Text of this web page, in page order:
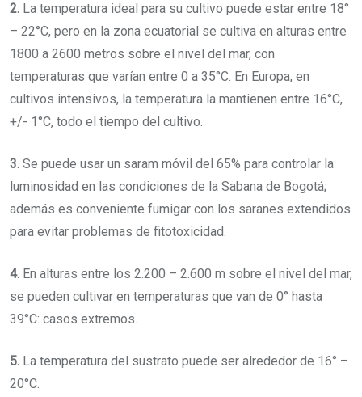
2. La temperatura ideal para su cultivo puede estar entre 18°
– 22°C, pero en la zona ecuatorial se cultiva en alturas entre
1800 a 2600 metros sobre el nivel del mar, con
temperaturas que varían entre 0 a 35°C. En Europa, en
cultivos intensivos, la temperatura la mantienen entre 16°C,
+/- 1°C, todo el tiempo del cultivo.
3. Se puede usar un saram móvil del 65% para controlar la
luminosidad en las condiciones de la Sabana de Bogotá;
además es conveniente fumigar con los saranes extendidos
para evitar problemas de fitotoxicidad.
4. En alturas entre los 2.200 – 2.600 m sobre el nivel del mar,
se pueden cultivar en temperaturas que van de 0° hasta
39°C: casos extremos.
5. La temperatura del sustrato puede ser alrededor de 16° –
20°C.